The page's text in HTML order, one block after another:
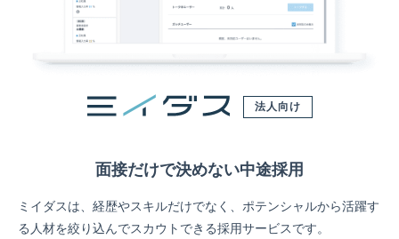
法人向け
面接だけで決めない中途採用
ミイダスは、経歴やスキルだけでなく、ポテンシャルから活躍す
る人材を絞り込んでスカウトできる採用サービスです。